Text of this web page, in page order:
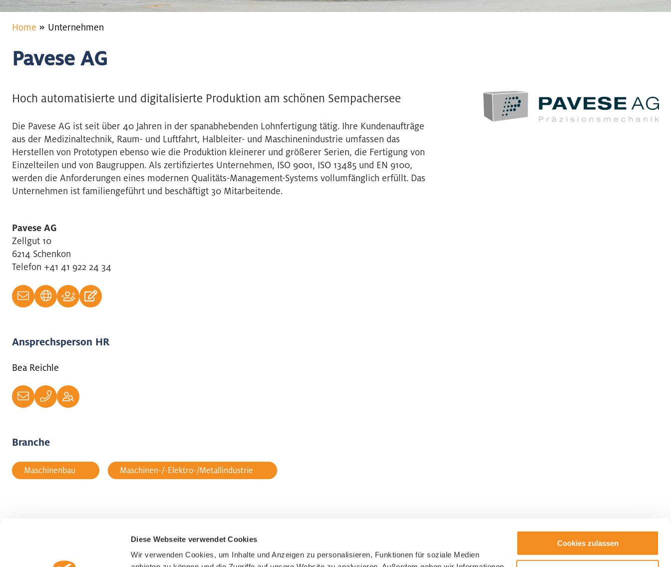
Diese Webseite verwendet Cookies
Wir verwenden Cookies, um Inhalte und Anzeigen zu personalisieren, Funktionen für soziale Medien
Cookies zulassen
Home Unternehmen
Pavese AG
Hoch automatisierte und digitalisierte Produktion am schönen Sempachersee
Die Pavese AG ist seit über 40 Jahren in der spanabhebenden Lohnfertigung tätig. Ihre Kundenaufträge
aus der Medizinaltechnik, Raum- und Luftfahrt, Halbleiter- und Maschinenindustrie umfassen das
Herstellen von Prototypen ebenso wie die Produktion kleinerer und größerer Serien, die Fertigung von
Einzelteilen und von Baugruppen. Als zertifiziertes Unternehmen, ISO 9001, ISO 13485 und EN 9100,
werden die Anforderungen eines modernen Qualitäts-Management-Systems vollumfänglich erfüllt. Das
Unternehmen ist familiengeführt und beschäftigt 30 Mitarbeitende.
Pavese AG
Zellgut 10
6214 Schenkon
Telefon +41 41 922 24 34
Ansprechsperson HR
Bea Reichle
Branche
Maschinenbau Maschinen-/-Elektro-/Metallindustrie
Alpenquai 30
Representativ in
Schweiz, USA
Anmeldung zum Newsletter